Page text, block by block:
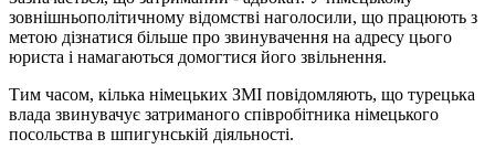
зовнішньополітичному відомстві наголосили, що працюють з
метою дізнатися більше про звинувачення на адресу цього
юриста і намагаються домогтися його звільнення.
Тим часом, кілька німецьких ЗМІ повідомляють, що турецька
влада звинувачує затриманого співробітника німецького
посольства в шпигунській діяльності.